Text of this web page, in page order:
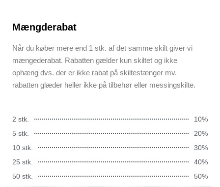
Mængderabat
Når du køber mere end 1 stk. af det samme skilt giver vi
mængederabat. Rabatten gælder kun skiltet og ikke
ophæng dvs. der er ikke rabat på skiltestænger mv.
rabatten glæder heller ikke på tilbehør eller messingskilte.
2 stk.
10%
5 stk.
20%
10 stk.
30%
25 stk.
40%
50 stk.
50%